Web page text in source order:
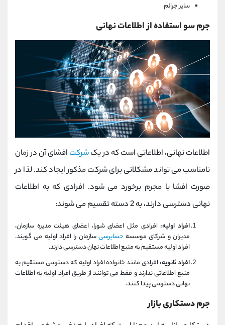
سایر جرائم
جرم سو استفاده از اطلاعات نهانی
اطلاعات نهانی، اطلاعاتی است که در یکشرکت افشای آن در زمان
نامناسب می تواند مشکلاتی برای شرکت مذکور ایجاد کند. لذا در
صورت افشا با مجرم برخورد می شود. افرادی که به اطلاعات
نهانی دسترسی دارند، به 2 دسته تقسیم می شوند:
افراد اولیه: افرادی مثل اعضای شورا، اعضای هیئت مدیره سازمان،
مدیران و شرکای موسسه حسابرسیسازمان را افراد اولیه می گویند.
افراد اولیه مستقیم به منبع اطلاعات نهان دسترسی دارند.
افراد ثانویه: افرادی مانند خانواده افراد اولیه که دسترسی مستقیم به
منبع اطلاعاتی ندارند و فقط می توانند از طریق افراد اولیه به اطلاعات
نهانی دسترسی پیدا کنند.
جرم دستکاری بازار